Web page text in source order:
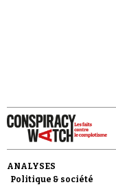
ANALYSES
Politique & société